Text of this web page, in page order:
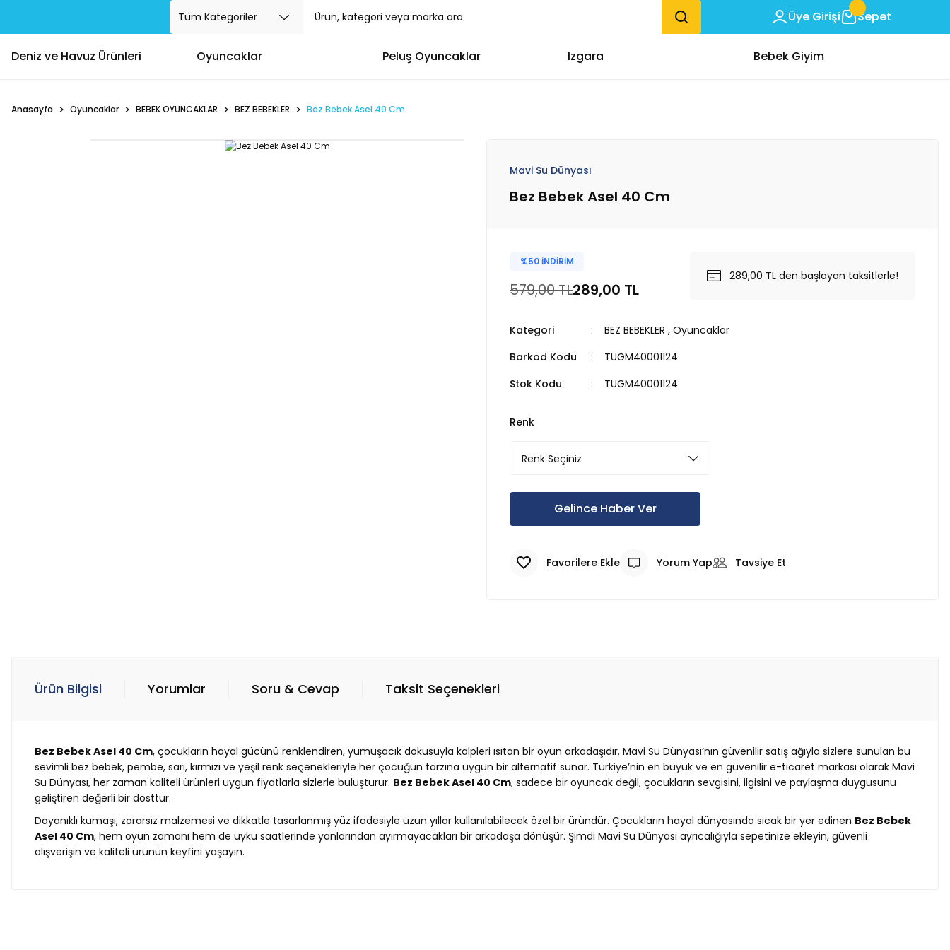
Üye Girişi Sepet
Deniz ve Havuz Ürünleri Oyuncaklar Peluş Oyuncaklar Izgara Bebek Giyim
Anasayfa Oyuncaklar BEBEK OYUNCAKLAR BEZ BEBEKLER Bez Bebek Asel 40 Cm
Mavi Su Dünyası
Bez Bebek Asel 40 Cm
%50 İNDİRİM
579,00 TL289,00 TL
289,00 TL den başlayan taksitlerle!
Kategori BEZ BEBEKLER , Oyuncaklar
Barkod Kodu
TUGM40001124
Stok Kodu
TUGM40001124
Renk
Gelince Haber Ver
Yorum Yap Tavsiye Et
Ürün Bilgisi Yorumlar Soru & Cevap Taksit Seçenekleri
Bez Bebek Asel 40 Cm, çocukların hayal gücünü renklendiren, yumuşacık dokusuyla kalpleri ısıtan bir oyun arkadaşıdır. Mavi Su Dünyası’nın güvenilir satış ağıyla sizlere sunulan bu
sevimli bez bebek, pembe, sarı, kırmızı ve yeşil renk seçenekleriyle her çocuğun tarzına uygun bir alternatif sunar. Türkiye’nin en büyük ve en güvenilir e-ticaret markası olarak Mavi
Su Dünyası, her zaman kaliteli ürünleri uygun fiyatlarla sizlerle buluşturur. Bez Bebek Asel 40 Cm, sadece bir oyuncak değil, çocukların sevgisini, ilgisini ve paylaşma duygusunu
geliştiren değerli bir dosttur.
Dayanıklı kumaşı, zararsız malzemesi ve dikkatle tasarlanmış yüz ifadesiyle uzun yıllar kullanılabilecek özel bir üründür. Çocukların hayal dünyasında sıcak bir yer edinen Bez Bebek
Asel 40 Cm, hem oyun zamanı hem de uyku saatlerinde yanlarından ayırmayacakları bir arkadaşa dönüşür. Şimdi Mavi Su Dünyası ayrıcalığıyla sepetinize ekleyin, güvenli
alışverişin ve kaliteli ürünün keyfini yaşayın.